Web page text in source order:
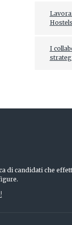
Hostels
I
di candidati che